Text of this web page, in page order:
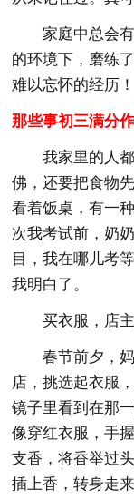
家庭中总会
的环境下，磨练
难以忘怀的经历！
那些事初三满分
我家里的人
佛，还要把食物
看着饭桌，有一
次我考试前，奶
目，我在哪儿考
我明白了。
买衣服，店
春节前夕，
店，挑选起衣服
镜子里看到在那
像穿红衣服，手
支香，将香举过
插上香，转身走